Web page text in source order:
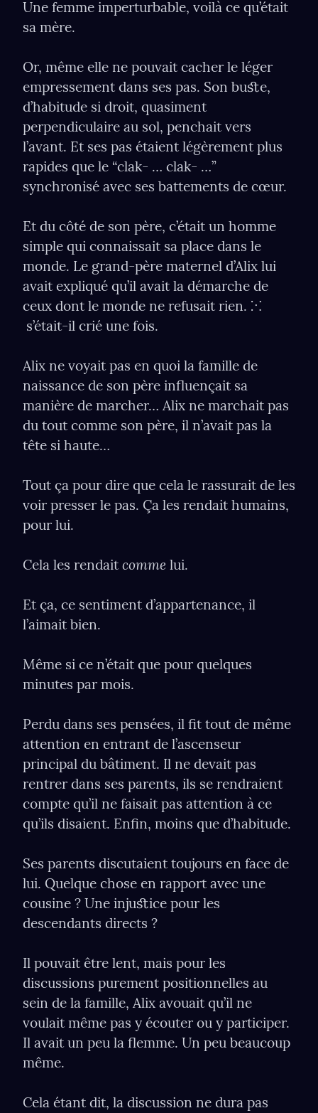
Une femme imperturbable, voilà ce qu’était
sa mère.
Or, même elle ne pouvait cacher le léger
empressement dans ses pas. Son buﬆe,
d’habitude si droit, quasiment
perpendiculaire au sol, penchait vers
l’avant. Et ses pas étaient légèrement plus
rapides que le “clak- … clak- …”
synchronisé avec ses battements de cœur.
Et du côté de son père, c’était un homme
simple qui connaissait sa place dans le
monde. Le grand-père maternel d’Alix lui
avait expliqué qu’il avait la démarche de
s’était-il crié une fois.
Alix ne voyait pas en quoi la famille de
naissance de son père inﬂuençait sa
manière de marcher… Alix ne marchait pas
du tout comme son père, il n’avait pas la
tête si haute…
Tout ça pour dire que cela le rassurait de les
voir presser le pas. Ça les rendait humains,
pour lui.
Cela les rendait comme lui.
Et ça, ce sentiment d’appartenance, il
l’aimait bien.
Même si ce n’était que pour quelques
minutes par mois.
Perdu dans ses pensées, il ﬁt tout de même
attention en entrant de l’ascenseur
principal du bâtiment. Il ne devait pas
rentrer dans ses parents, ils se rendraient
compte qu’il ne faisait pas attention à ce
qu’ils disaient. Enﬁn, moins que d’habitude.
Ses parents discutaient toujours en face de
lui. Quelque chose en rapport avec une
cousine ? Une injuﬆice pour les
descendants directs ?
Il pouvait être lent, mais pour les
discussions purement positionnelles au
sein de la famille, Alix avouait qu’il ne
voulait même pas y écouter ou y participer.
Il avait un peu la ﬂemme. Un peu beaucoup
même.
Cela étant dit, la discussion ne dura pas